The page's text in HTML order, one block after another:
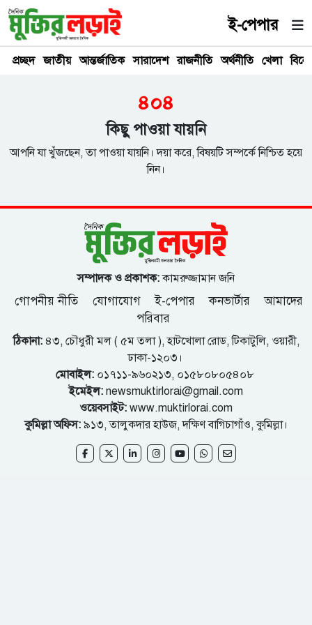
ই-পেপার
প্রচ্ছদ জাতীয় আন্তর্জাতিক সারাদেশ রাজনীতি অর্থনীতি খেলা
৪০৪
কিছু পাওয়া যায়নি
আপনি যা খুঁজছেন, তা পাওয়া যায়নি। দয়া করে, বিষয়টি সম্পর্কে নিশ্চিত হয়ে
নিন।
সম্পাদক ও প্রকাশক:কামরুজ্জামান জনি
গোপনীয় নীতি যোগাযোগ ই-পেপার কনভার্টার
আমাদের
পরিবার
ঠিকানা:৪৩, চৌধুরী মল ( ৫ম তলা ), হাটখোলা রোড, টিকাটুলি, ওয়ারী,
ঢাকা-১২০৩।
মোবাইল:০১৭১১-৯৬০২১৩, ০১৫৮০৮০৫৪০৮
ইমেইল: newsmuktirlorai@gmail.com
ওয়েবসাইট: www.muktirlorai.com
কুমিল্লা অফিস: ৯১৩, তালুকদার হাউজ, দক্ষিণ বাগিচাগাঁও, কুমিল্লা।